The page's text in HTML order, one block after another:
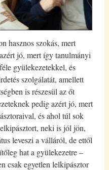
hasznos szokás, mert
jó, mert így tanulmányi
gyülekezetekkel, és
szolgálatát, amellett
is részesül az őt
pedig azért jó, mert
és ahol túl sok
neki is jól jön,
leveszi a válláról, de ettől
hat a gyülekezetre –
csak egyetlen lelkipásztor